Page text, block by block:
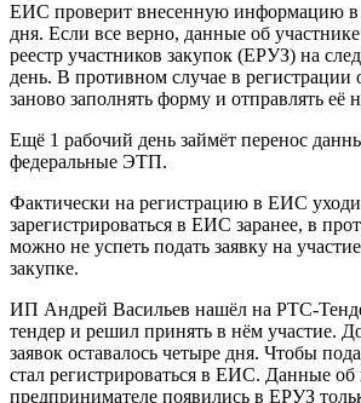
ЕИС проверит внесенную информацию в
дня. Если все верно, данные об
реестр участников закупок (ЕРУЗ) на
день. В противном случае в регистрации
заново заполнять форму и отправлять её
Ещё 1 рабочий день займёт перенос
федеральные ЭТП.
Фактически на регистрацию в ЕИС
зарегистрироваться в ЕИС заранее, в
можно не успеть подать заявку на
закупке.
ИП Андрей Васильев нашёл на РТС-
тендер и решил принять в нём участие.
заявок оставалось четыре дня. Чтобы
стал регистрироваться в ЕИС. Данные
предпринимателе появились в ЕРУЗ